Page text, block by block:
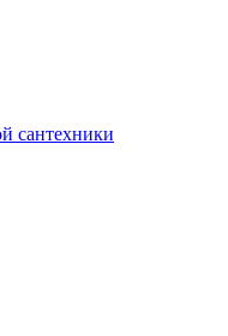
сантехники